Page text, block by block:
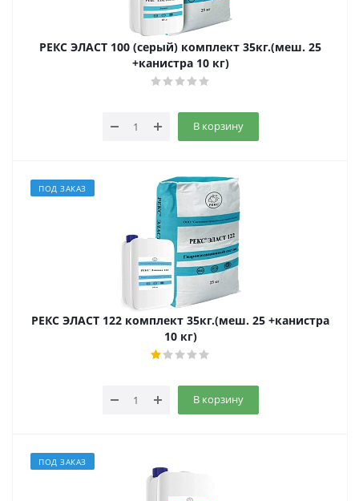
РЕКС ЭЛАСТ 100 (серый) комплект 35кг.(меш. 25
+канистра 10 кг)
В корзину
ПОД ЗАКАЗ
РЕКС ЭЛАСТ 122 комплект 35кг.(меш. 25 +канистра
10 кг)
В корзину
ПОД ЗАКАЗ